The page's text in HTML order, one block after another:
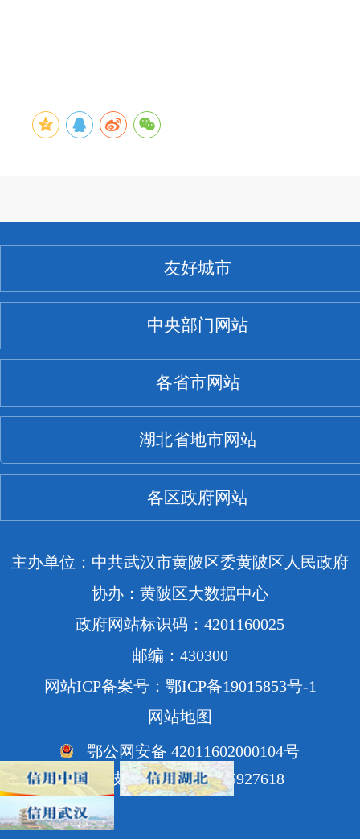
友好城市
中央部门网站
各省市网站
湖北省地市网站
各区政府网站
主办单位：中共武汉市黄陂区委黄陂区人民政府
协办：黄陂区大数据中心
政府网站标识码：4201160025
邮编：430300
网站ICP备案号：鄂ICP备19015853号-1
网站地图
鄂公网安备 42011602000104号
网站技术支持电话：85927618